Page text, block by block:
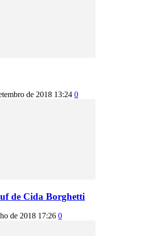
de 2018 13:24 0
de Cida Borghetti
de 2018 17:26 0